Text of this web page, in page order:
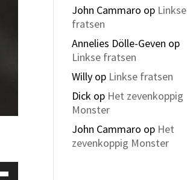
John Cammaro op Linkse
fratsen
Annelies Dölle-Geven op
Linkse fratsen
Willy op Linkse fratsen
Dick op Het zevenkoppig
Monster
John Cammaro op Het
zevenkoppig Monster